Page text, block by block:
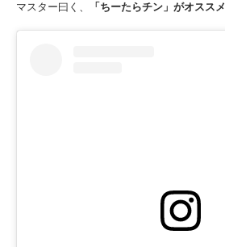
マスター曰く、 「ちーたらチン」がオススメ